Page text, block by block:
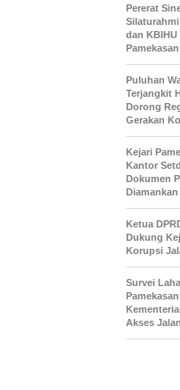
Pererat
dan
Pamekasan
Puluhan
Terjangkit
Dorong
Gerakan
Kejari
Kantor
Dokumen
Diamankan
Ketua
Dukung
Korupsi
Survei
Akses